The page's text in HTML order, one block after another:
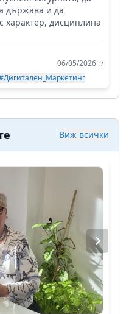
държава и да
характер, дисциплина
06/05/2026 г/
Виж всички